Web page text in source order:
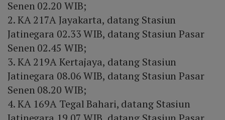
Senen 02.20 WIB;
2. KA 217A Jayakarta, datang Stasiun
Jatinegara 02.33 WIB, datang Stasiun Pasar
Senen 02.45 WIB;
3. KA 219A Kertajaya, datang Stasiun
Jatinegara 08.06 WIB, datang Stasiun Pasar
Senen 08.20 WIB;
4. KA 169A Tegal Bahari, datang Stasiun